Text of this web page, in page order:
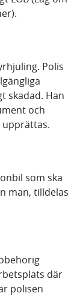
Polis
skadad. Han
och
som ska
man, tilldelas
där
polisen